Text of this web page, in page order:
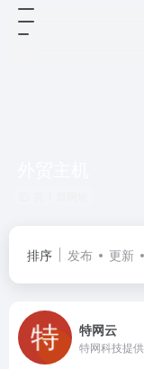
排序 发布 更新
特网云